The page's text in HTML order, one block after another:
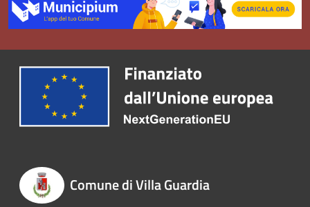
Comune di Villa Guardia